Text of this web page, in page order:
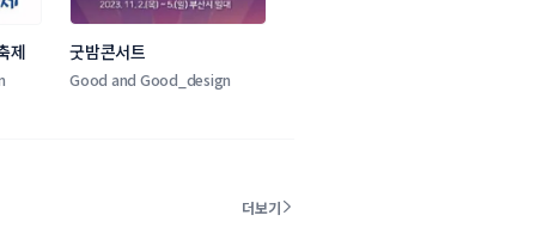
제 굿밤콘서트
Good and Good_design
더보기